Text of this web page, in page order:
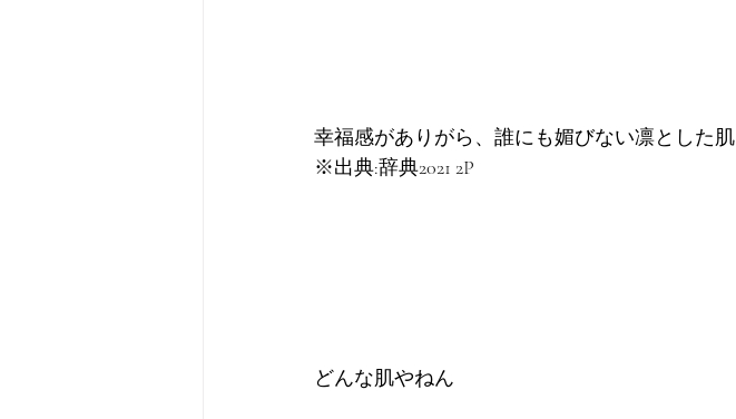
幸福感がありがら、誰にも媚びない凛とした肌
※出典:辞典2021 2P
どんな肌やねん